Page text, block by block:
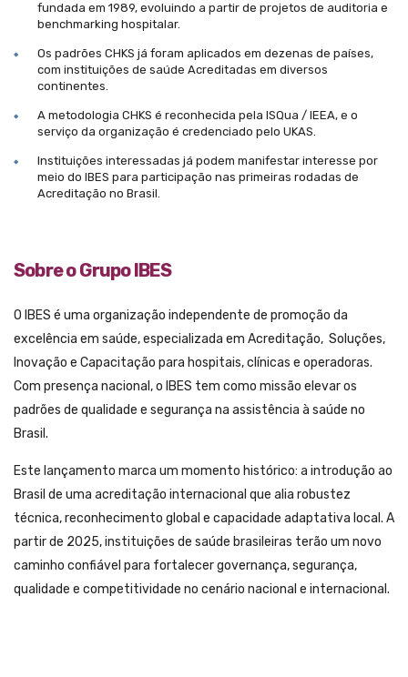
fundada em 1989, evoluindo a partir de projetos de auditoria e
benchmarking hospitalar.
Os padrões CHKS já foram aplicados em dezenas de países,
com instituições de saúde Acreditadas em diversos
continentes.
A metodologia CHKS é reconhecida pela ISQua / IEEA, e o
serviço da organização é credenciado pelo UKAS.
Instituições interessadas já podem manifestar interesse por
meio do IBES para participação nas primeiras rodadas de
Acreditação no Brasil.
Sobre o Grupo IBES
O IBES é uma organização independente de promoção da
excelência em saúde, especializada em Acreditação, Soluções,
Inovação e Capacitação para hospitais, clínicas e operadoras.
Com presença nacional, o IBES tem como missão elevar os
padrões de qualidade e segurança na assistência à saúde no
Brasil.
Este lançamento marca um momento histórico: a introdução ao
Brasil de uma acreditação internacional que alia robustez
técnica, reconhecimento global e capacidade adaptativa local. A
partir de 2025, instituições de saúde brasileiras terão um novo
caminho confiável para fortalecer governança, segurança,
qualidade e competitividade no cenário nacional e internacional.